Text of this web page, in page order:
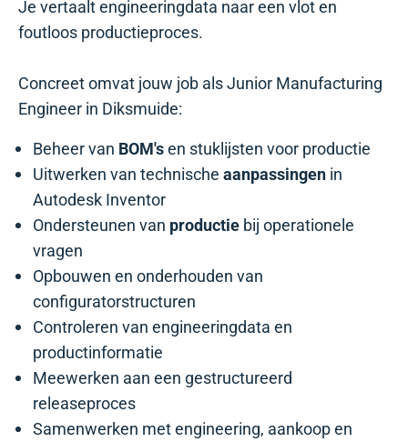
Je vertaalt engineeringdata naar een vlot en
foutloos productieproces.
Concreet omvat jouw job als Junior Manufacturing
Engineer in Diksmuide:
Beheer van BOM's en stuklijsten voor productie
Uitwerken van technische aanpassingen in
Autodesk Inventor
Ondersteunen van productie bij operationele
vragen
Opbouwen en onderhouden van
configuratorstructuren
Controleren van engineeringdata en
productinformatie
Meewerken aan een gestructureerd
releaseproces
Samenwerken met engineering, aankoop en